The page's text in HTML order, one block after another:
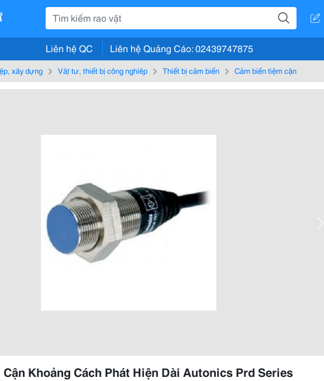
Liên hệ QC Liên hệ Quảng Cáo: 02439747875
xây dựng Vật tư, thiết bị công nghiệp Thiết bị cảm biến Cảm biến tiệm cận
Cận Khoảng Cách Phát Hiện Dài Autonics Prd Series